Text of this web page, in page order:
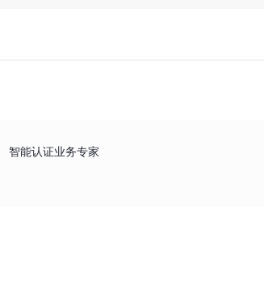
智能认证业务专家